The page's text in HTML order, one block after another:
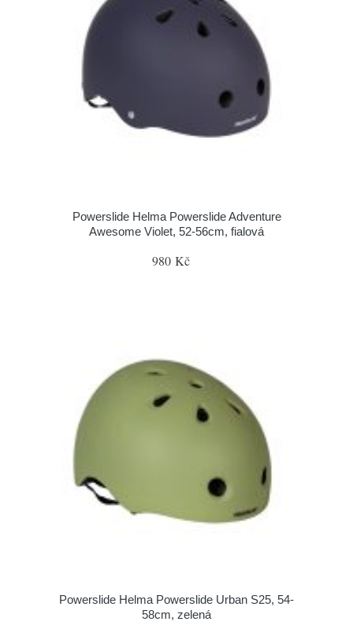
Powerslide Helma Powerslide Adventure
Awesome Violet, 52-56cm, fialová
980 Kč
Powerslide Helma Powerslide Urban S25, 54-
58cm, zelená